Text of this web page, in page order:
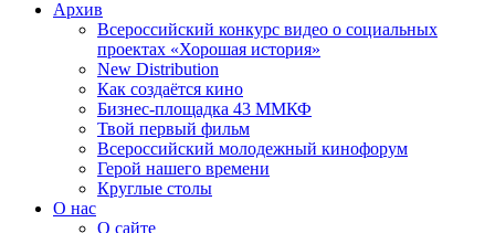
Архив
Всероссийский конкурс видео о социальных
проектах «Хорошая история»
New Distribution
Как создаётся кино
Бизнес-площадка 43 ММКФ
Твой первый фильм
Всероссийский молодежный кинофорум
Герой нашего времени
Круглые столы
О нас
О сайте